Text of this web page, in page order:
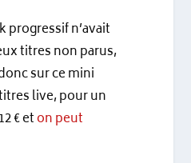
progressif n’avait
titres non parus,
sur ce mini
live, pour un
€ eton peut